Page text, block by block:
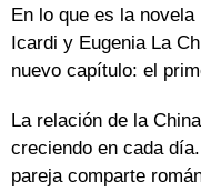
En lo que es la
Icardi y Eugenia La
nuevo capítulo: el
La relación de la
creciendo en cada
pareja comparte